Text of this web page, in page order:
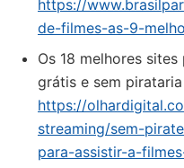
https://
de-filmes-as-9-
Os 18 melhores
grátis e sem
https://
streaming/sem-
para-assistir-a-